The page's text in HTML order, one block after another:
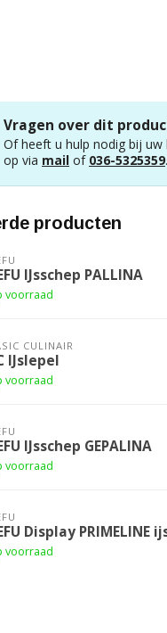
Vragen over dit
Of heeft u hulp nodig bij
op via mail of 036-5325359.
producten
IJsschep PALLINA
voorraad
CULINAIR
IJslepel
voorraad
IJsschep GEPALINA
voorraad
Display PRIMELINE
voorraad